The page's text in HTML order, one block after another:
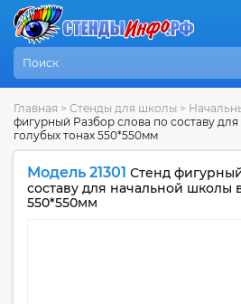
Главная > Стенды для школы >
фигурный Разбор слова по составу
голубых тонах 550*550мм
Модель 21301 Стенд
составу для начальной школы
550*550мм